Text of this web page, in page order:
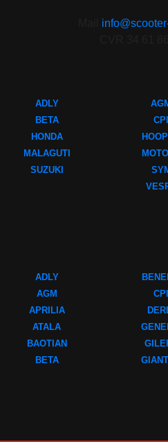
ADLY
BETA
HONDA
MALAGUTI
SUZUKI
CPI
ADLY
AGM
APRILIA
ATALA
BAOTIAN
BETA
CPI